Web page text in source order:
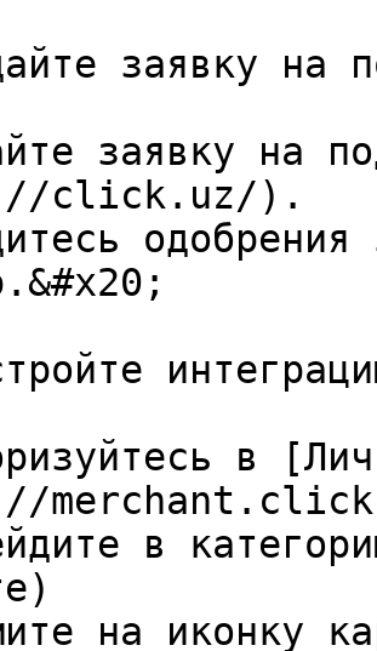
заявку на
заявку на
click.uz/).
одобрения
в
в
на иконку